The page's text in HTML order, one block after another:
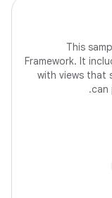
This
Framework. It
with views that
can